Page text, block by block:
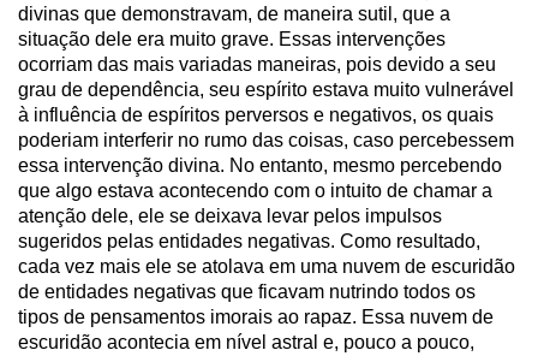
divinas que demonstravam, de maneira sutil, que a
situação dele era muito grave. Essas intervenções
ocorriam das mais variadas maneiras, pois devido a seu
grau de dependência, seu espírito estava muito vulnerável
à influência de espíritos perversos e negativos, os quais
poderiam interferir no rumo das coisas, caso percebessem
essa intervenção divina. No entanto, mesmo percebendo
que algo estava acontecendo com o intuito de chamar a
atenção dele, ele se deixava levar pelos impulsos
sugeridos pelas entidades negativas. Como resultado,
cada vez mais ele se atolava em uma nuvem de escuridão
de entidades negativas que ficavam nutrindo todos os
tipos de pensamentos imorais ao rapaz. Essa nuvem de
escuridão acontecia em nível astral e, pouco a pouco,